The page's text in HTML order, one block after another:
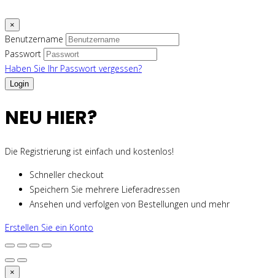
×
Benutzername
Passwort
Haben Sie Ihr Passwort vergessen?
NEU HIER?
Die Registrierung ist einfach und kostenlos!
Schneller checkout
Speichern Sie mehrere Lieferadressen
Ansehen und verfolgen von Bestellungen und mehr
Erstellen Sie ein Konto
×